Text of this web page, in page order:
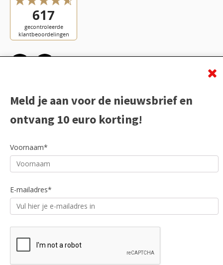
Meld je aan voor de nieuwsbrief en
ontvang 10 euro korting!
Voornaam*
E-mailadres*